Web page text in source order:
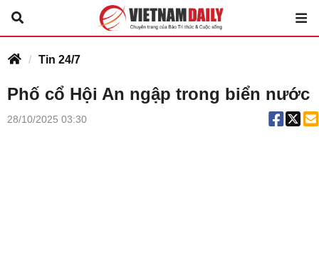
Tin 24/7
Phố cổ Hội An ngập trong biển nước
28/10/2025 03:30